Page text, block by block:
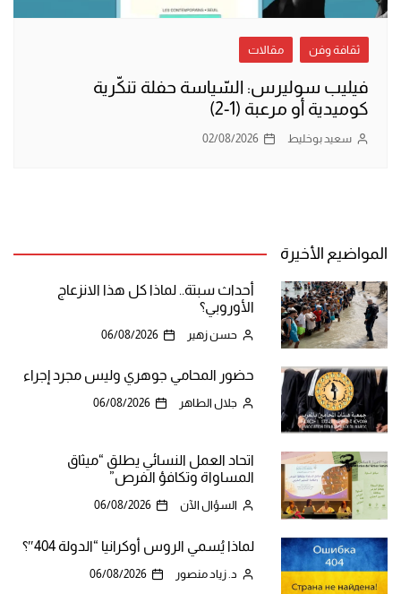
ثقافة وفن مقالات
فيليب سوليرس: السّياسة حفلة تنكّرية
كوميدية أو مرعبة (1-2)
سعيد بوخليط 02/08/2026
المواضيع الأخيرة
أحداث سبتة.. لماذا كل هذا الانزعاج
الأوروبي؟
حسن زهير 06/08/2026
حضور المحامي جوهري وليس مجرد إجراء
جلال الطاهر 06/08/2026
اتحاد العمل النسائي يطلق “ميثاق
المساواة وتكافؤ الفرص”
السؤال الآن 06/08/2026
لماذا يُسمي الروس أوكرانيا “الدولة 404″؟
د. زياد منصور 06/08/2026